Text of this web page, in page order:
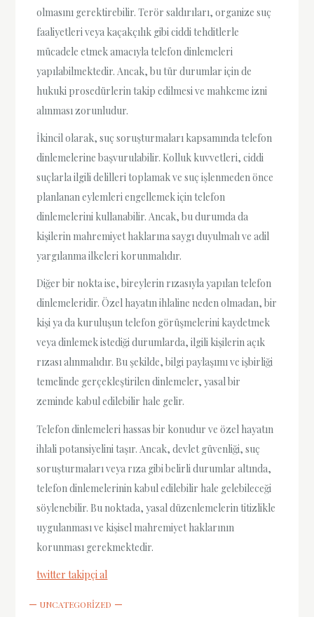
olmasını gerektirebilir. Terör saldırıları, organize suç
faaliyetleri veya kaçakçılık gibi ciddi tehditlerle
mücadele etmek amacıyla telefon dinlemeleri
yapılabilmektedir. Ancak, bu tür durumlar için de
hukuki prosedürlerin takip edilmesi ve mahkeme izni
alınması zorunludur.
İkincil olarak, suç soruşturmaları kapsamında telefon
dinlemelerine başvurulabilir. Kolluk kuvvetleri, ciddi
suçlarla ilgili delilleri toplamak ve suç işlenmeden önce
planlanan eylemleri engellemek için telefon
dinlemelerini kullanabilir. Ancak, bu durumda da
kişilerin mahremiyet haklarına saygı duyulmalı ve adil
yargılanma ilkeleri korunmalıdır.
Diğer bir nokta ise, bireylerin rızasıyla yapılan telefon
dinlemeleridir. Özel hayatın ihlaline neden olmadan, bir
kişi ya da kuruluşun telefon görüşmelerini kaydetmek
veya dinlemek istediği durumlarda, ilgili kişilerin açık
rızası alınmalıdır. Bu şekilde, bilgi paylaşımı ve işbirliği
temelinde gerçekleştirilen dinlemeler, yasal bir
zeminde kabul edilebilir hale gelir.
Telefon dinlemeleri hassas bir konudur ve özel hayatın
ihlali potansiyelini taşır. Ancak, devlet güvenliği, suç
soruşturmaları veya rıza gibi belirli durumlar altında,
telefon dinlemelerinin kabul edilebilir hale gelebileceği
söylenebilir. Bu noktada, yasal düzenlemelerin titizlikle
uygulanması ve kişisel mahremiyet haklarının
korunması gerekmektedir.
twitter takipçi al
UNCATEGORIZED